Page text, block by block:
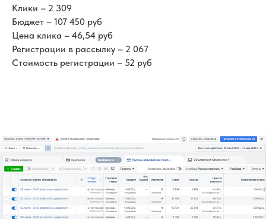
Клики – 2 309
Бюджет – 107 450 руб
Цена клика – 46,54 руб
Регистрации в рассылку – 2 067
Стоимость регистрации – 52 руб